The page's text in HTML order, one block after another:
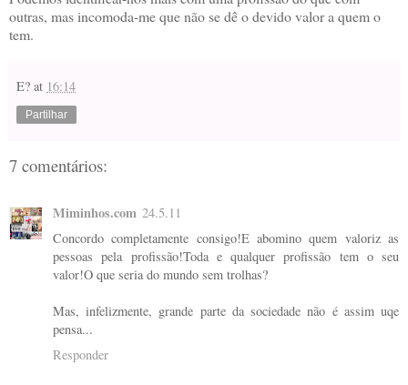
outras, mas incomoda-me que não se dê o devido valor a quem o
tem.
E? at 16:14
Partilhar
7 comentários:
Miminhos.com 24.5.11
Concordo completamente consigo!E abomino quem valoriz as
pessoas pela profissão!Toda e qualquer profissão tem o seu
valor!O que seria do mundo sem trolhas?
Mas, infelizmente, grande parte da sociedade não é assim uqe
pensa...
Responder